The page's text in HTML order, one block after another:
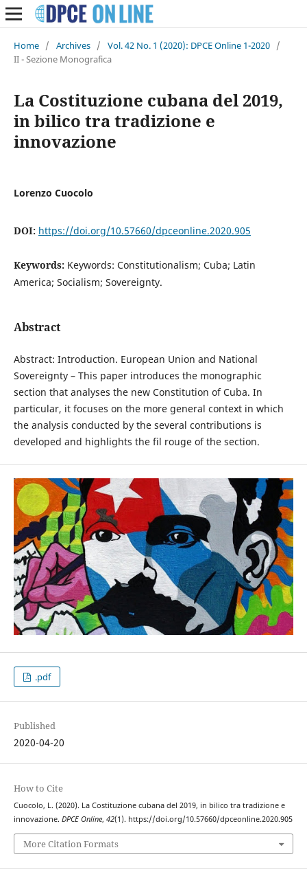
Home / Archives / Vol. 42 No. 1 (2020): DPCE Online 1-2020 /
II - Sezione Monografica
La Costituzione cubana del 2019,
in bilico tra tradizione e
innovazione
Lorenzo Cuocolo
DOI: https://doi.org/10.57660/dpceonline.2020.905
Keywords: Keywords: Constitutionalism; Cuba; Latin
America; Socialism; Sovereignty.
Abstract
Abstract: Introduction. European Union and National
Sovereignty – This paper introduces the monographic
section that analyses the new Constitution of Cuba. In
particular, it focuses on the more general context in which
the analysis conducted by the several contributions is
developed and highlights the fil rouge of the section.
.pdf
Published
2020-04-20
How to Cite
Cuocolo, L. (2020). La Costituzione cubana del 2019, in bilico tra tradizione e
innovazione. DPCE Online, 42(1). https://doi.org/10.57660/dpceonline.2020.905
More Citation Formats